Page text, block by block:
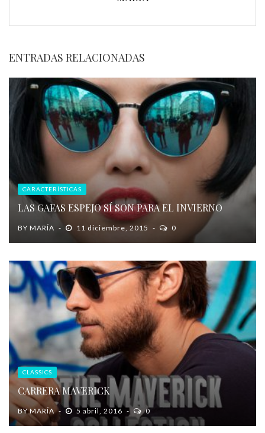
ENTRADAS RELACIONADAS
CARACTERÍSTICAS
LAS GAFAS ESPEJO SÍ SON PARA EL INVIERNO
BY MARÍA 11 diciembre, 2015 0
CLASSICS
CARRERA MAVERICK
BYMARÍA 5 abril, 2016 0